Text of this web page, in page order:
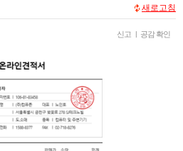
새로고침
신고 | 공감 확인